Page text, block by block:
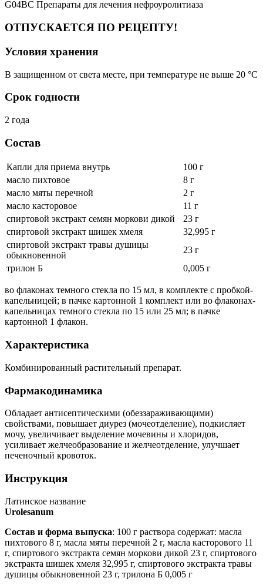
G04BC Препараты для лечения нефроуролитиаза
ОТПУСКАЕТСЯ ПО РЕЦЕПТУ!
Условия хранения
В защищенном от света месте, при температуре не выше 20 °C
Срок годности
2 года
Состав
Капли для приема внутрь
100 г
масло пихтовое
8 г
масло мяты перечной
2 г
масло касторовое
11 г
спиртовой экстракт семян моркови дикой
23 г
спиртовой экстракт шишек хмеля
32,995 г
спиртовой экстракт травы душицы
обыкновенной
23 г
трилон Б
0,005 г
во флаконах темного стекла по 15 мл, в комплекте с пробкой-
капельницей; в пачке картонной 1 комплект или во флаконах-
капельницах темного стекла по 15 или 25 мл; в пачке
картонной 1 флакон.
Характеристика
Комбинированный растительный препарат.
Фармакодинамика
Обладает антисептическими (обеззараживающими)
свойствами, повышает диурез (мочеотделение), подкисляет
мочу, увеличивает выделение мочевины и хлоридов,
усиливает желчеобразование и желчеотделение, улучшает
печеночный кровоток.
Инструкция
Латинское название
Urolesanum
Состав и форма выпуска: 100 г раствора содержат: масла
пихтового 8 г, масла мяты перечной 2 г, масла касторового 11
г, спиртового экстракта семян моркови дикой 23 г, спиртового
экстракта шишек хмеля 32,995 г, спиртового экстракта травы
душицы обыкновенной 23 г, трилона Б 0,005 г